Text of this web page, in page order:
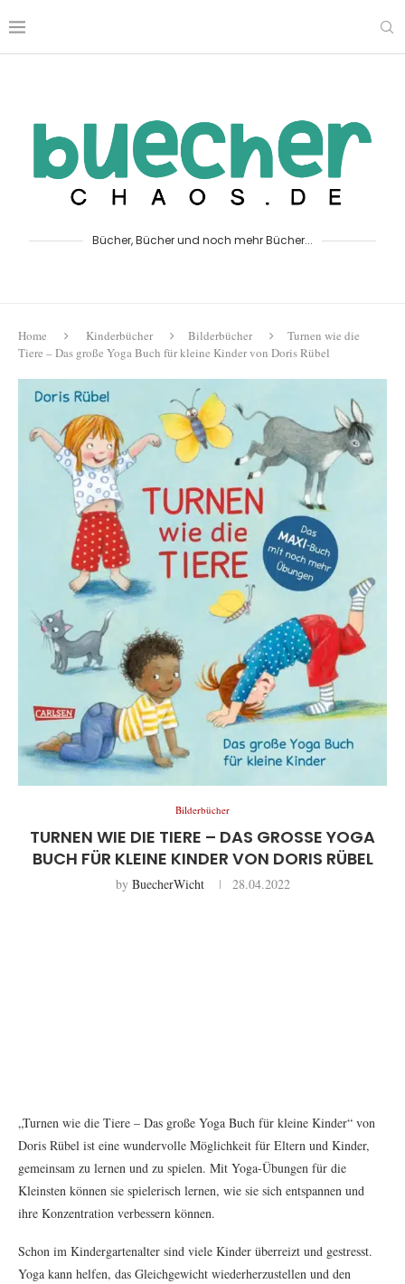
Bücher, Bücher und noch mehr Bücher...
Home Kinderbücher Bilderbücher
Turnen wie die
Tiere – Das große Yoga Buch für kleine Kinder von Doris Rübel
Bilderbücher
TURNEN WIE DIE TIERE – DAS GROSSE YOGA B
UCH FÜR KLEINE KINDER VON DORIS RÜBEL
by BuecherWicht 28.04.2022
„Turnen wie die Tiere – Das große Yoga Buch für kleine Kinder“ von
Doris Rübel ist eine wundervolle Möglichkeit für Eltern und Kinder,
gemeinsam zu lernen und zu spielen. Mit Yoga-Übungen für die
Kleinsten können sie spielerisch lernen, wie sie sich entspannen und
ihre Konzentration verbessern können.
Schon im Kindergartenalter sind viele Kinder überreizt und gestresst.
Yoga kann helfen, das Gleichgewicht wiederherzustellen und den